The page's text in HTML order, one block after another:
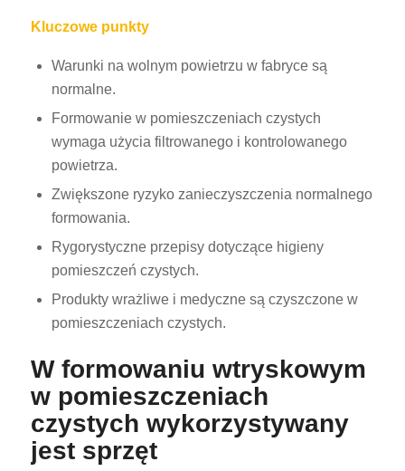
Kluczowe punkty
Warunki na wolnym powietrzu w fabryce są
normalne.
Formowanie w pomieszczeniach czystych
wymaga użycia filtrowanego i kontrolowanego
powietrza.
Zwiększone ryzyko zanieczyszczenia normalnego
formowania.
Rygorystyczne przepisy dotyczące higieny
pomieszczeń czystych.
Produkty wrażliwe i medyczne są czyszczone w
pomieszczeniach czystych.
W formowaniu wtryskowym
w pomieszczeniach
czystych wykorzystywany
jest sprzęt